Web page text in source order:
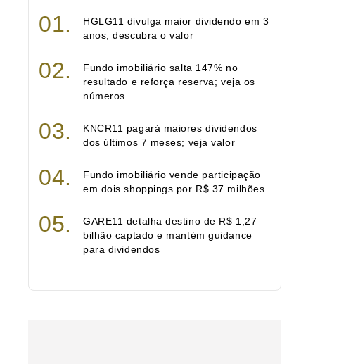
HGLG11 divulga maior dividendo em 3
anos; descubra o valor
Fundo imobiliário salta 147% no
resultado e reforça reserva; veja os
números
KNCR11 pagará maiores dividendos
dos últimos 7 meses; veja valor
Fundo imobiliário vende participação
em dois shoppings por R$ 37 milhões
GARE11 detalha destino de R$ 1,27
bilhão captado e mantém guidance
para dividendos